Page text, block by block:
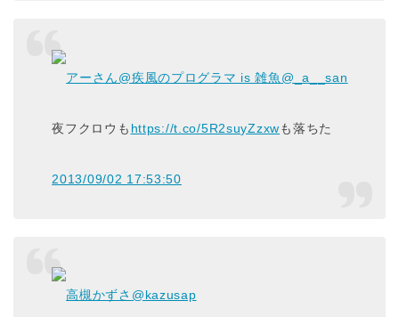
アーさん@疾風のプログラマ is 雑魚 @_a__san
夜フクロウも https://t.co/5R2suyZzxwも落ちた
2013/09/02 17:53:50
高槻かずさ @kazusap